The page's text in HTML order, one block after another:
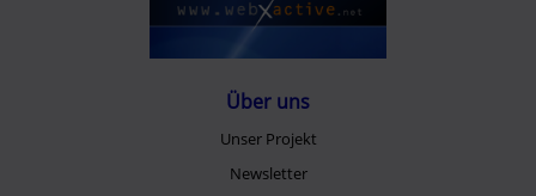
Über uns
Unser Projekt
Newsletter